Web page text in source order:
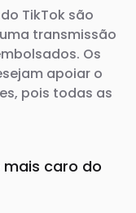
TikTok são
transmissão
Os
apoiar o
pois todas as
caro do